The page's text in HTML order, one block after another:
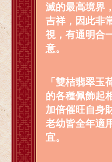
滅的最高境界
吉祥，因此非
視，有通明合
意。
「雙桔翡翠玉
的各種佩飾起
加倍催旺自身
老幼皆全年適
宜。